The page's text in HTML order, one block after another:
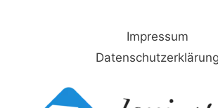
Impressum
Datenschutzerklärung